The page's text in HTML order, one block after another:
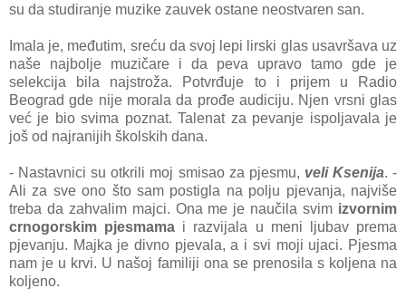
su da studiranje muzike zauvek ostane neostvaren san.
Imala je, međutim, sreću da svoj lepi lirski glas usavršava uz
naše najbolje muzičare i da peva upravo tamo gde je
selekcija bila najstroža. Potvrđuje to i prijem u Radio
Beograd gde nije morala da prođe audiciju. Njen vrsni glas
već je bio svima poznat. Talenat za pevanje ispoljavala je
još od najranijih školskih dana.
- Nastavnici su otkrili moj smisao za pjesmu, veli Ksenija. -
Ali za sve ono što sam postigla na polju pjevanja, najviše
treba da zahvalim majci. Ona me je naučila svim izvornim
crnogorskim pjesmama i razvijala u meni ljubav prema
pjevanju. Majka je divno pjevala, a i svi moji ujaci. Pjesma
nam je u krvi. U našoj familiji ona se prenosila s koljena na
koljeno.